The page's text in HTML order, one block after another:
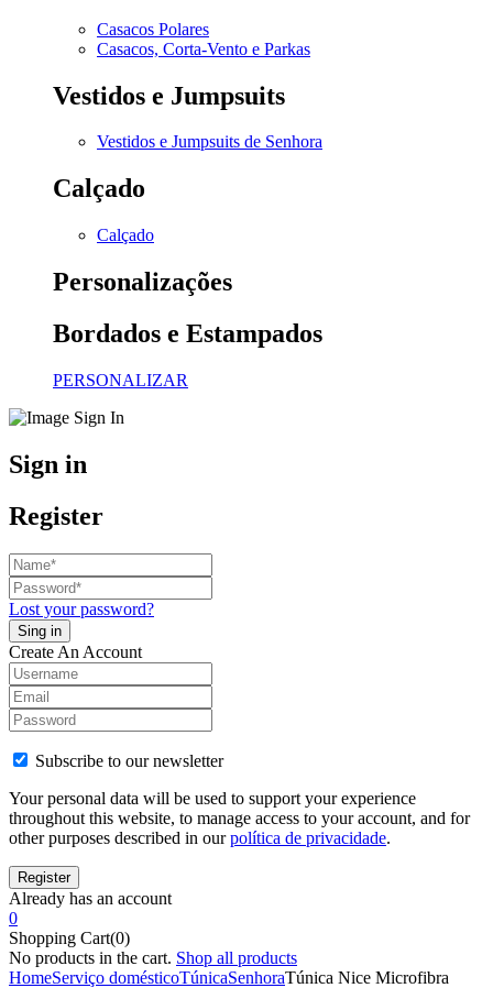
Casacos Polares
Casacos, Corta-Vento e Parkas
Vestidos e Jumpsuits
Vestidos e Jumpsuits de Senhora
Calçado
Calçado
Personalizações
Bordados e Estampados
PERSONALIZAR
Sign in
Register
Lost your password?
Create An Account
Subscribe to our newsletter
Your personal data will be used to support your experience
throughout this website, to manage access to your account, and for
other purposes described in ourpolítica de privacidade.
Already has an account
0
Shopping Cart(0)
No products in the cart. Shop all products
HomeServiço domésticoTúnicaSenhoraTúnica Nice Microfibra